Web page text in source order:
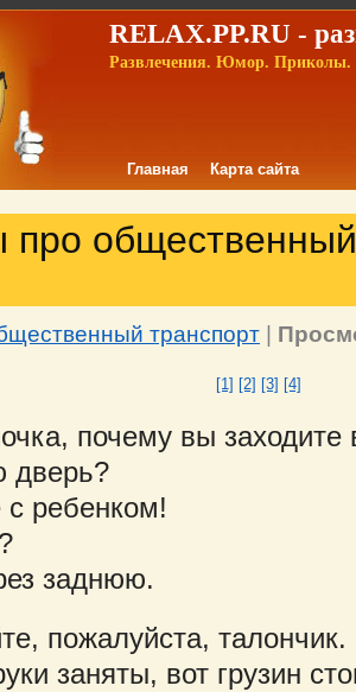
RELAX.PP.RU -
Развлечения. Юмор. Приколы.
Главная Карта сайта
про
транспорт |
[1] [2] [3] [4]
почему вы заходите
дверь?
ребенком!
заднюю.
пожалуйста, талончик.
заняты, вот грузин